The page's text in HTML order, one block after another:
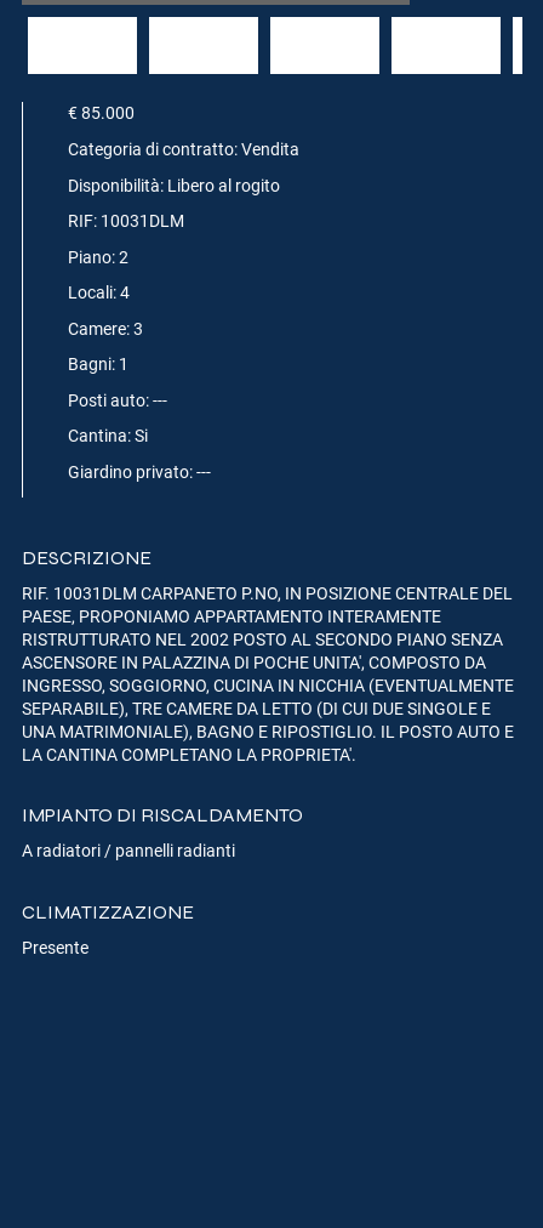
€ 85.000
Categoria di contratto: Vendita
Disponibilità: Libero al rogito
RIF: 10031DLM
Piano: 2
Locali: 4
Camere: 3
Bagni: 1
Posti auto: ---
Cantina: Si
Giardino privato: ---
DESCRIZIONE
RIF. 10031DLM CARPANETO P.NO, IN POSIZIONE CENTRALE DEL
PAESE, PROPONIAMO APPARTAMENTO INTERAMENTE
RISTRUTTURATO NEL 2002 POSTO AL SECONDO PIANO SENZA
ASCENSORE IN PALAZZINA DI POCHE UNITA', COMPOSTO DA
INGRESSO, SOGGIORNO, CUCINA IN NICCHIA (EVENTUALMENTE
SEPARABILE), TRE CAMERE DA LETTO (DI CUI DUE SINGOLE E
UNA MATRIMONIALE), BAGNO E RIPOSTIGLIO. IL POSTO AUTO E
LA CANTINA COMPLETANO LA PROPRIETA'.
IMPIANTO DI RISCALDAMENTO
A radiatori / pannelli radianti
CLIMATIZZAZIONE
Presente